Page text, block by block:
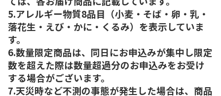
5.アレルギー物質8品目（小麦・そば・卵・乳・
落花生・えび・かに・くるみ）を表示していま
す。
6.数量限定商品は、同日にお申込みが集中し限定
数を超えた際は数量超過分のお申込みをお受け
する場合がございます。
7.天災時など不測の事態が発生した場合は、商品